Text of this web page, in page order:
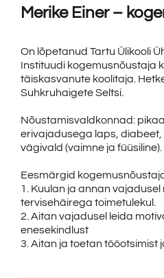
Merike Einer –
On lõpetanud Tartu Ülikooli
Instituudi kogemusnõustaja
täiskasvanute koolitaja.
Suhkruhaigete Seltsi.
Nõustamisvaldkonnad:
erivajadusega laps, diabeet,
vägivald (vaimne ja füüsiline).
Eesmärgid
1. Kuulan ja annan vajadusel
tervisehäirega toimetulekul.
2. Aitan vajadusel leida
enesekindlust
3. Aitan ja toetan tööotsimist